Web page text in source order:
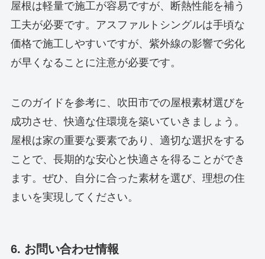
屋根は軽量で施工が容易ですが、断熱性能を補う
工夫が必要です。アスファルトシングルは手頃な
価格で施工しやすいですが、紫外線の影響で劣化
が早くなることに注意が必要です。
このガイドを参考に、吹田市での屋根素材選びを
成功させ、快適な住環境を築いていきましょう。
屋根は家の重要な要素であり、適切な選択をする
ことで、長期的な安心と快適さを得ることができ
ます。ぜひ、自分に合った素材を選び、理想の住
まいを実現してください。
6. お問い合わせ情報